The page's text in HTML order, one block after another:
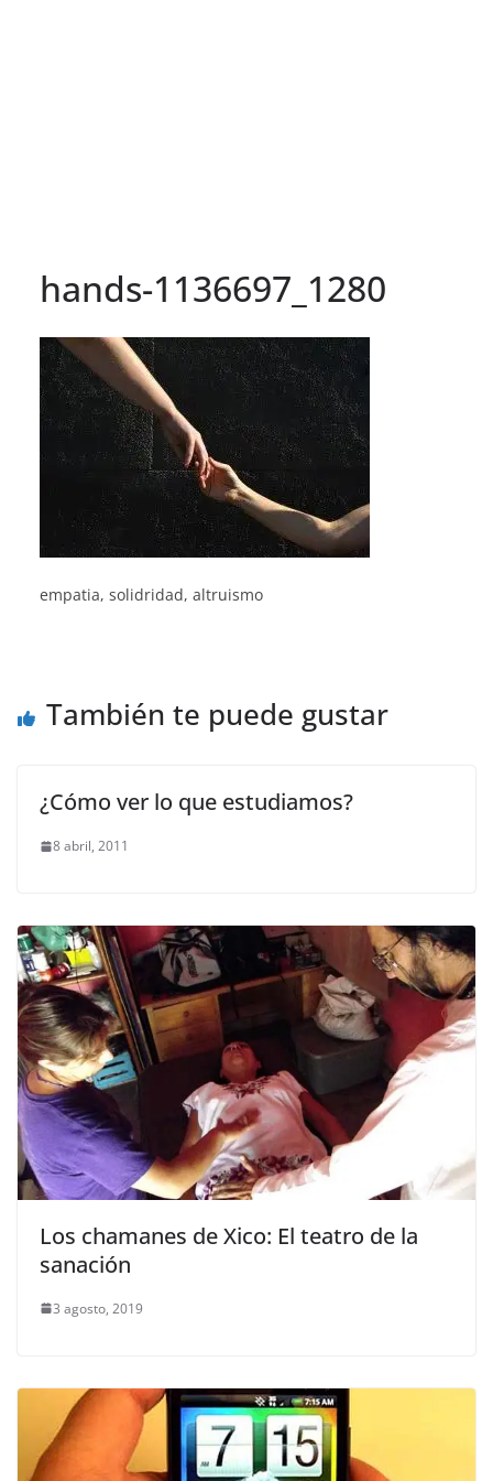
hands-1136697_1280
empatia, solidridad, altruismo
También te puede gustar
¿Cómo ver lo que estudiamos?
8 abril, 2011
Los chamanes de Xico: El teatro de la
sanación
3 agosto, 2019